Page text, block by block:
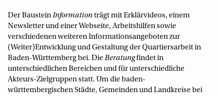
Der BausteinInformationträgt mit Erklärvideos, einem
Newsletter und einer Webseite, Arbeitshilfen sowie
verschiedenen weiteren Informationsangeboten zur
(Weiter)Entwicklung und Gestaltung der Quartiersarbeit in
Baden-Württemberg bei. DieBeratungfindet in
unterschiedlichen Bereichen und für unterschiedliche
Akteurs-Zielgruppen statt. Um die baden-
württembergischen Städte, Gemeinden und Landkreise bei